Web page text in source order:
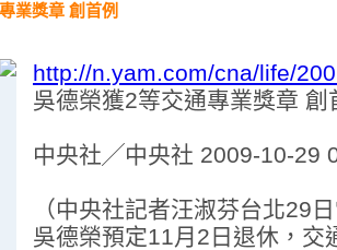
業獎章 創首例
http://n.yam.com/cna/life/
吳德榮獲2等交通專業獎章
中央社╱中央社 2009-10-29
（中央社記者汪淑芬台北29
吳德榮預定11月2日退休，交